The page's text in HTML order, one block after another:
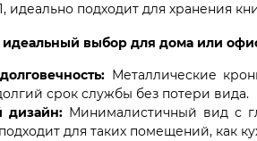
идеально подходит для хранения
идеальный выбор для дома или
Металлические
срок службы без потери вида.
дизайн: Минималистичный вид с
для таких помещений, как